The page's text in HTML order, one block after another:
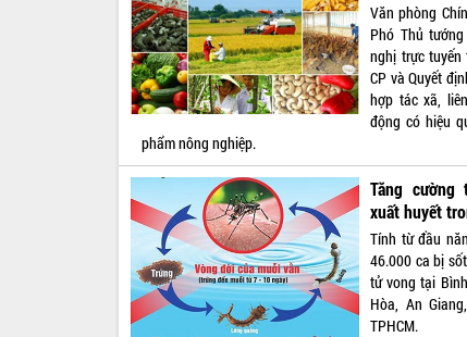
Văn phòng
Phó Thủ
nghị trực
CP và Quyết
hợp tác xã,
động có hiệu
phẩm nông nghiệp.
Tăng cường
xuất huyết
Tính từ đầu
46.000 ca bị
tử vong tại
Hòa, An
TPHCM.